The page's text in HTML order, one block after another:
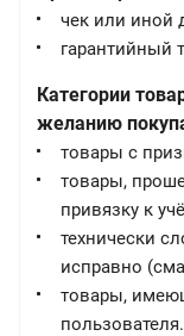
чек или иной
гарантийный
Категории
желанию
товары с
товары,
привязку к
технически
исправно
товары,
пользователя.